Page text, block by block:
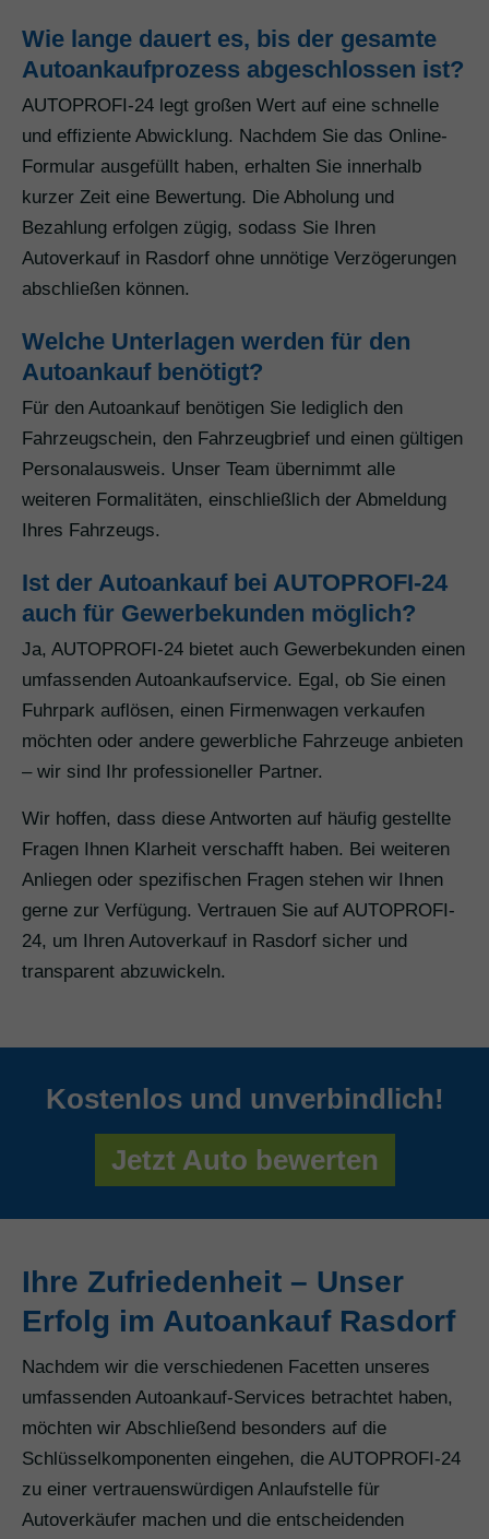
Wie lange dauert es, bis der gesamte
Autoankaufprozess abgeschlossen ist?
AUTOPROFI-24 legt großen Wert auf eine schnelle
und effiziente Abwicklung. Nachdem Sie das Online-
Formular ausgefüllt haben, erhalten Sie innerhalb
kurzer Zeit eine Bewertung. Die Abholung und
Bezahlung erfolgen zügig, sodass Sie Ihren
Autoverkauf in Rasdorf ohne unnötige Verzögerungen
abschließen können.
Welche Unterlagen werden für den
Autoankauf benötigt?
Für den Autoankauf benötigen Sie lediglich den
Fahrzeugschein, den Fahrzeugbrief und einen gültigen
Personalausweis. Unser Team übernimmt alle
weiteren Formalitäten, einschließlich der Abmeldung
Ihres Fahrzeugs.
Ist der Autoankauf bei AUTOPROFI-24
auch für Gewerbekunden möglich?
Ja, AUTOPROFI-24 bietet auch Gewerbekunden einen
umfassenden Autoankaufservice. Egal, ob Sie einen
Fuhrpark auflösen, einen Firmenwagen verkaufen
möchten oder andere gewerbliche Fahrzeuge anbieten
– wir sind Ihr professioneller Partner.
Wir hoffen, dass diese Antworten auf häufig gestellte
Fragen Ihnen Klarheit verschafft haben. Bei weiteren
Anliegen oder spezifischen Fragen stehen wir Ihnen
gerne zur Verfügung. Vertrauen Sie auf AUTOPROFI-
24, um Ihren Autoverkauf in Rasdorf sicher und
transparent abzuwickeln.
Kostenlos und unverbindlich!
Jetzt Auto bewerten
Ihre Zufriedenheit – Unser
Erfolg im Autoankauf Rasdorf
Nachdem wir die verschiedenen Facetten unseres
umfassenden Autoankauf-Services betrachtet haben,
möchten wir Abschließend besonders auf die
Schlüsselkomponenten eingehen, die AUTOPROFI-24
zu einer vertrauenswürdigen Anlaufstelle für
Autoverkäufer machen und die entscheidenden